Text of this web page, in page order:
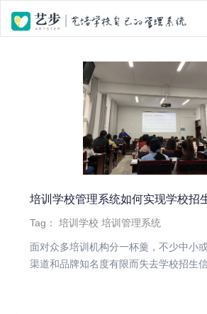
位置 : 首页 > Tag 标签页面 > 学校招生
培训学校管理系统如何实现学校招
Tag：培训学校 培训管理系统
面对众多培训机构分一杯羹，不少中小
渠道和品牌知名度有限而失去学校招生